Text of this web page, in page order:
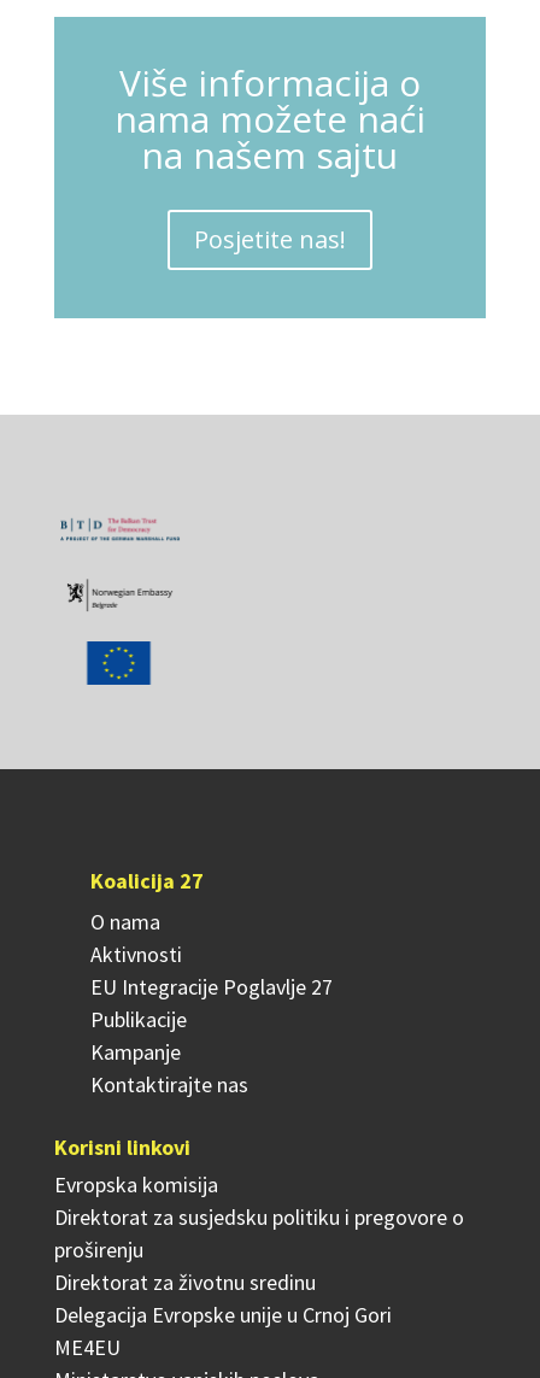
Više informacija o
nama možete naći
na našem sajtu
Posjetite nas!
Koalicija 27
O nama
Aktivnosti
EU Integracije Poglavlje 27
Publikacije
Kampanje
Kontaktirajte nas
Korisni linkovi
Evropska komisija
Direktorat za susjedsku politiku i pregovore o
proširenju
Direktorat za životnu sredinu
Delegacija Evropske unije u Crnoj Gori
ME4EU